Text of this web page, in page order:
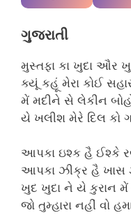
ગુજરાતી
મુસ્તફા કા ખુદા ઔર
ક્યૂં કહૂં મેરા કોઈ
મેં મદીને સે લેકીન
યે ખલીશ મેરે દિલ કો
આપકા ઇશ્ક હૈ ઈશ્કે
આપકા ઝીક્ર હૈ ખાસ
ખુદ ખુદા ને યે કુરાન મેં
જો તુમ્હારા નહીં વો